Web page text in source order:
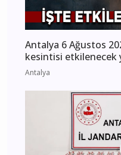
Antalya 6 Ağustos
kesintisi etkilenecek
Antalya